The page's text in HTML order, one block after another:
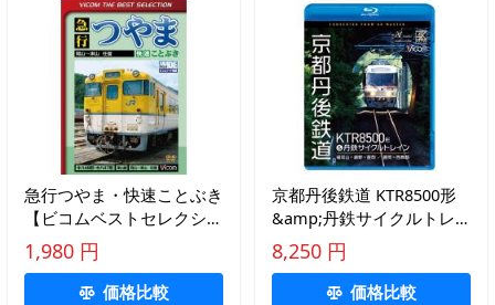
急行つやま・快速ことぶき
【ビコムベストセレクショ
ン】
1,980 円
価格比較
京都丹後鉄道 KTR8500形
&amp;丹鉄サイクルトレ
イン 福知山〜網野〜豊岡
／豊岡〜西舞鶴 ビコムス
トア ブルーレイ
8,250 円
価格比較